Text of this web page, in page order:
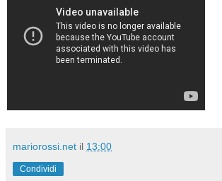
mariorossi.net il 13:00
Condividi